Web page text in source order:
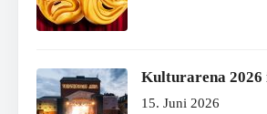
Kulturarena 2026
15. Juni 2026